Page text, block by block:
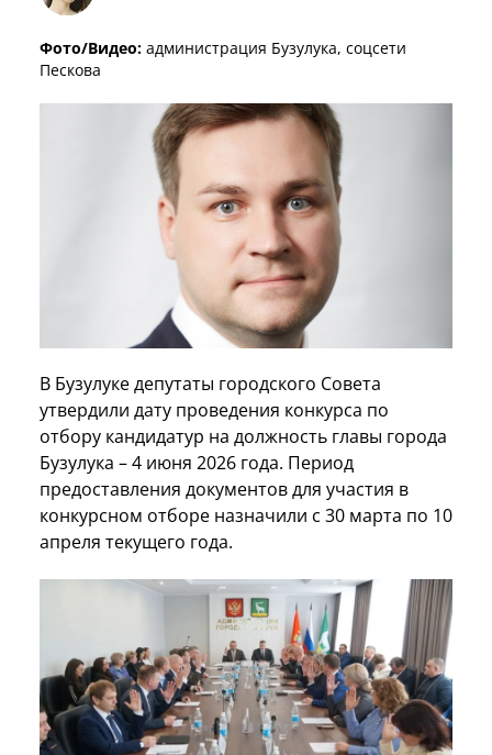
Фото/Видео: администрация Бузулука, соцсети
Пескова
В Бузулуке депутаты городского Совета
утвердили дату проведения конкурса по
отбору кандидатур на должность главы города
Бузулука – 4 июня 2026 года. Период
предоставления документов для участия в
конкурсном отборе назначили с 30 марта по 10
апреля текущего года.